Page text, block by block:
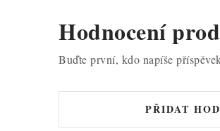
Hodnocení
Buďte první, kdo napíše
PŘIDAT